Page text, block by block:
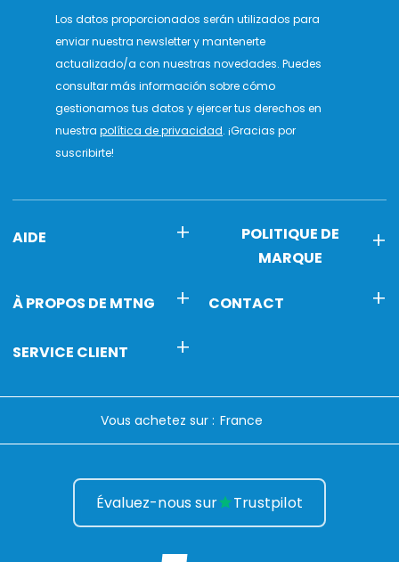
Los datos proporcionados serán utilizados para
enviar nuestra newsletter y mantenerte
actualizado/a con nuestras novedades. Puedes
consultar más información sobre cómo
gestionamos tus datos y ejercer tus derechos en
nuestra política de privacidad. ¡Gracias por
suscribirte!
AIDE
POLITIQUE DE
MARQUE
À PROPOS DE MTNG CONTACT
SERVICE CLIENT
Vous achetez sur :
Évaluez-nous sur Trustpilot